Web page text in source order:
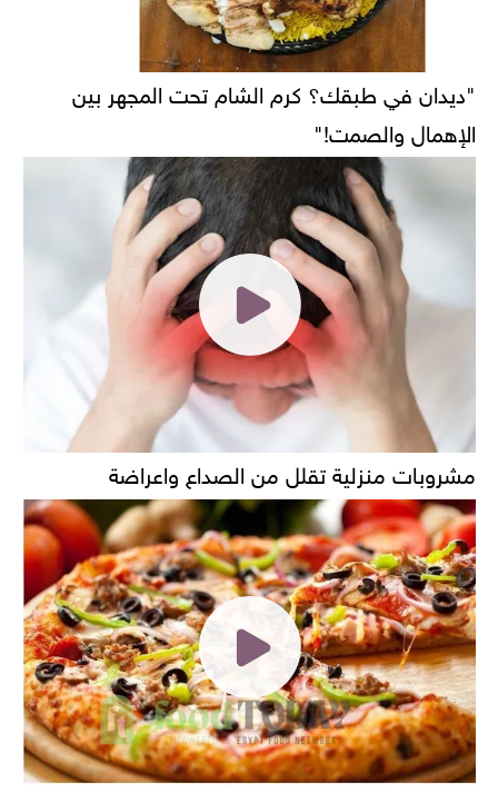
"ديدان في طبقك؟ كرم الشام تحت المجهر بين
الإهمال والصمت!"
مشروبات منزلية تقلل من الصداع واعراضة